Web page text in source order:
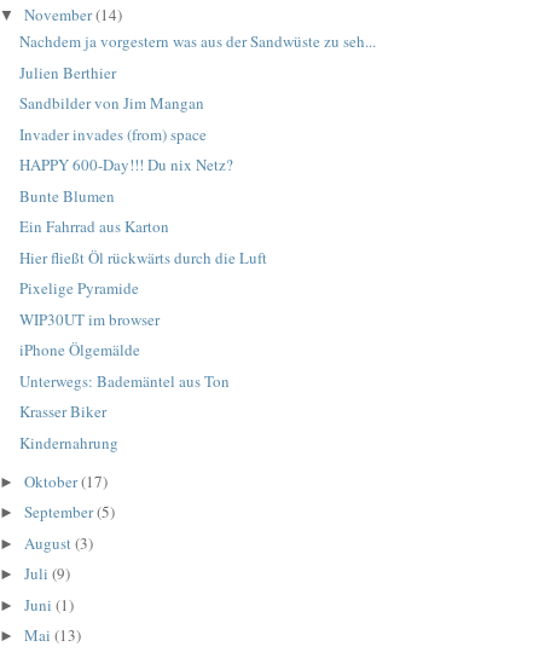
▼November(14)
Nachdem ja vorgestern was aus der Sandwüste zu seh...
Julien Berthier
Sandbilder von Jim Mangan
Invader invades (from) space
HAPPY 600-Day!!! Du nix Netz?
Bunte Blumen
Ein Fahrrad aus Karton
Hier fließt Öl rückwärts durch die Luft
Pixelige Pyramide
WIP30UT im browser
iPhone Ölgemälde
Unterwegs: Bademäntel aus Ton
Krasser Biker
Kindernahrung
►Oktober(17)
►September(5)
► August(3)
►Juli(9)
►Juni(1)
►Mai(13)